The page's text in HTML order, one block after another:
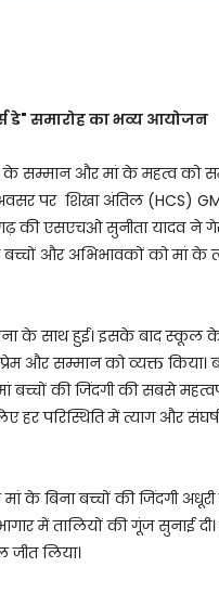
डे" समारोह का भव्य आयोजन
सम्मान और मां के महत्व को
पर शिखा अंतिल (HCS)
की एसएचओ सुनीता यादव
बच्चों और अभिभावकों को मां के
के साथ हुई। इसके बाद स्कूल
और सम्मान को व्यक्त किया।
बच्चों की जिंदगी की सबसे
हर परिस्थिति में त्याग और
के बिना बच्चों की जिंदगी अधूरी
में तालियों की गूंज सुनाई दी।
जीत लिया।